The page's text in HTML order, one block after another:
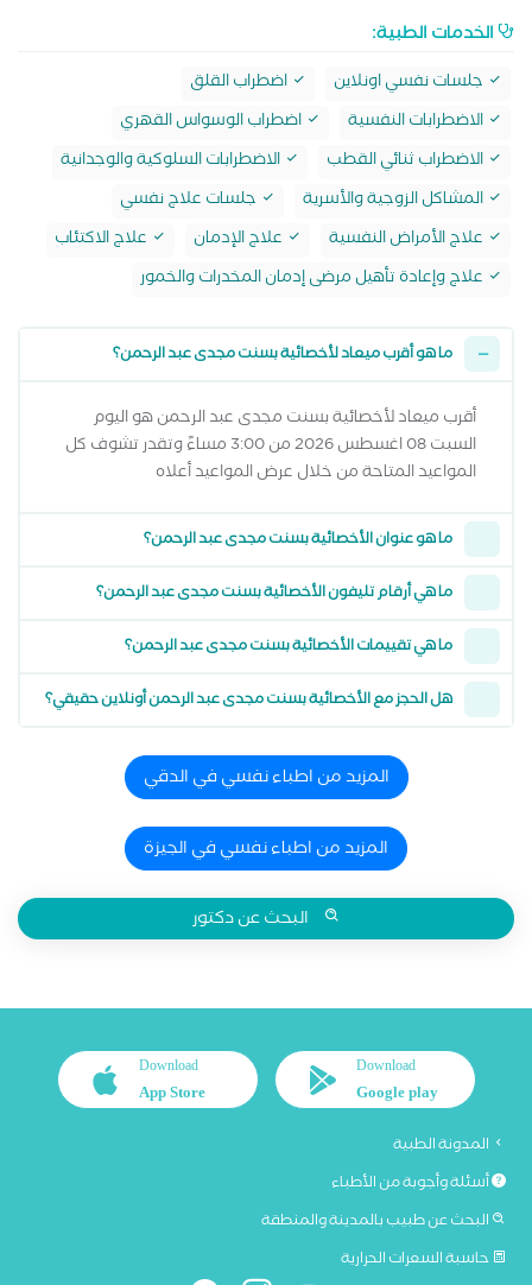
الخدمات الطبية:
جلسات نفسي اونلاين
اضطراب القلق
الاضطرابات النفسية
اضطراب الوسواس القهري
الاضطراب ثنائي القطب
الاضطرابات السلوكية والوجدانية
المشاكل الزوجية والأسرية
جلسات علاج نفسي
علاج الأمراض النفسية
علاج الإدمان
علاج الاكتئاب
علاج وإعادة تأهيل مرضى إدمان المخدرات والخمور
ما هو أقرب ميعاد لأخصائية بسنت مجدى عبد الرحمن؟
أقرب ميعاد لأخصائية بسنت مجدى عبد الرحمن هو اليوم
السبت 08 اغسطس 2026 من 3:00 مساءً وتقدر تشوف كل
المواعيد المتاحة من خلال عرض المواعيد أعلاه
ما هو عنوان الأخصائية بسنت مجدى عبد الرحمن؟
ما هي أرقام تليفون الأخصائية بسنت مجدى عبد الرحمن؟
ما هي تقييمات الأخصائية بسنت مجدى عبد الرحمن؟
هل الحجز مع الأخصائية بسنت مجدى عبد الرحمن أونلاين حقيقي؟
المزيد من اطباء نفسي في الدقي
المزيد من اطباء نفسي في الجيزة
البحث عن دكتور
Download
Google play
Download
App Store
المدونة الطبية
أسئلة وأجوبة من الأطباء
البحث عن طبيب بالمدينة والمنطقة
حاسبة السعرات الحرارية